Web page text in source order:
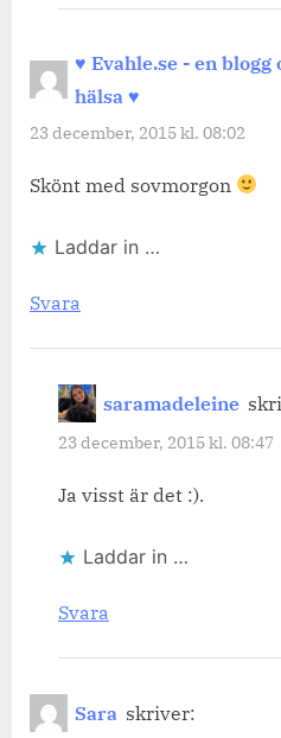
♥ Evahle.se - en
hälsa ♥
23 december, 2015 kl. 08:02
Skönt med sovmorgon
Laddar in …
Svara
saramadeleine
23 december, 2015 kl. 08:47
Ja visst är det :).
Laddar in …
Svara
Sara skriver: